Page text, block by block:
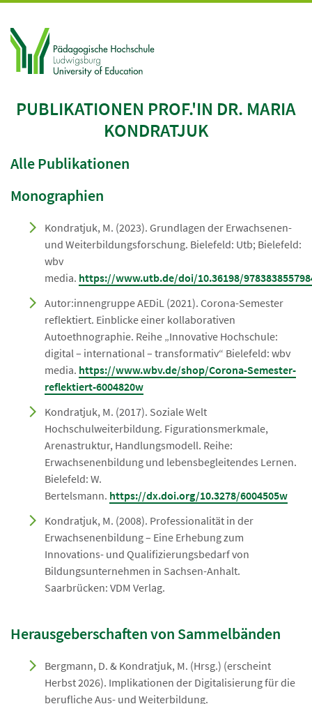
PUBLIKATIONEN PROF.'IN DR. MARIA
KONDRATJUK
Alle Publikationen
Monographien
Kondratjuk, M. (2023). Grundlagen der Erwachsenen-
und Weiterbildungsforschung. Bielefeld: Utb; Bielefeld:
wbv
media. https://www.utb.de/doi/10.36198/
Autor:innengruppe AEDiL (2021). Corona-Semester
reflektiert. Einblicke einer kollaborativen
Autoethnographie. Reihe „Innovative Hochschule:
digital – international – transformativ“ Bielefeld: wbv
media. https://www.wbv.de/shop/Corona-Semester-
reflektiert-6004820w
Kondratjuk, M. (2017). Soziale Welt
Hochschulweiterbildung. Figurationsmerkmale,
Arenastruktur, Handlungsmodell. Reihe:
Erwachsenenbildung und lebensbegleitendes Lernen.
Bielefeld: W.
Bertelsmann. https://dx.doi.org/10.3278/6004505w
Kondratjuk, M. (2008). Professionalität in der
Erwachsenenbildung – Eine Erhebung zum
Innovations- und Qualifizierungsbedarf von
Bildungsunternehmen in Sachsen-Anhalt.
Saarbrücken: VDM Verlag.
Herausgeberschaften von Sammelbänden
Bergmann, D. & Kondratjuk, M. (Hrsg.) (erscheint
Herbst 2026). Implikationen der Digitalisierung für die
berufliche Aus- und Weiterbildung.